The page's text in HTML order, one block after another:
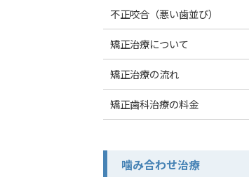
不正咬合（悪い歯並び）
矯正治療について
矯正治療の流れ
矯正歯科治療の料金
噛み合わせ治療